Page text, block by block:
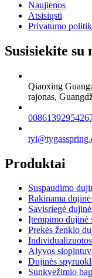
Naujienos
Atsisiųsti
Privatumo
Susisiekite su
Qiaoxing
rajonas,
Produktai
Suspaudimo
Rakinama
Savisriegė
Įtempimo dujinė
Prekės ženklo
Alyvos
Dujinės
Sunkvežimio